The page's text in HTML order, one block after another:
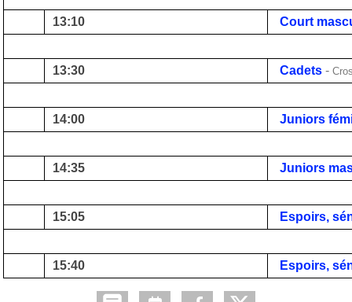
13:10 Court
13:30 Cadets -
14:00 Juniors
14:35 Juniors
15:05 Espoirs,
15:40 Espoirs,